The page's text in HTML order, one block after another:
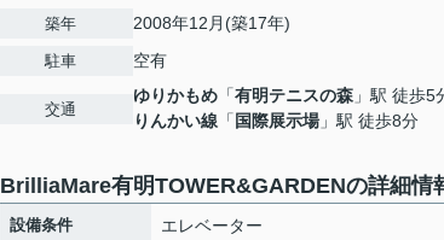
築年 2008年12月(築17年)
駐車 空有
交通
ゆりかもめ 「有明テニスの森 」駅 徒歩5
りんかい線 「 国際展示場」駅 徒歩8分
BrilliaMare有明TOWER&GARDENの詳細情
設備条件
エレベーター